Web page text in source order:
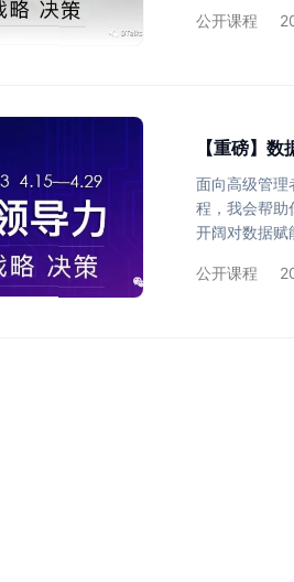
保在竞争激烈
公开课程
【重磅】
面向高级管理
程，我会帮助
开阔对数据赋
学管理流程，
公开课程